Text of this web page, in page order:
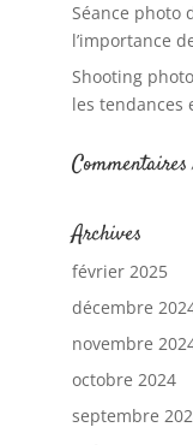
Séance photo
l’importance
Shooting
les tendances
Commentaires
Archives
février 2025
décembre
novembre
octobre 2024
septembre